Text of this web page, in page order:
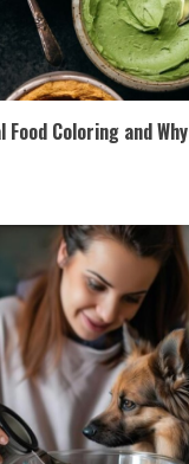
Coloring and